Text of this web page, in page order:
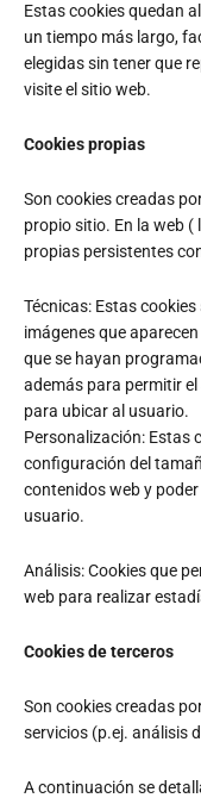
Estas cookies quedan
un tiempo más largo,
elegidas sin tener que
visite el sitio web.
Cookies propias
Son cookies creadas
propio sitio. En la web (
propias persistentes
Técnicas: Estas
imágenes que
que se hayan
además para permitir
para ubicar al usuario.
Personalización: Estas
configuración del
contenidos web y
usuario.
Análisis: Cookies que
web para realizar
Cookies de terceros
Son cookies creadas
servicios (p.ej. análisis
A continuación se